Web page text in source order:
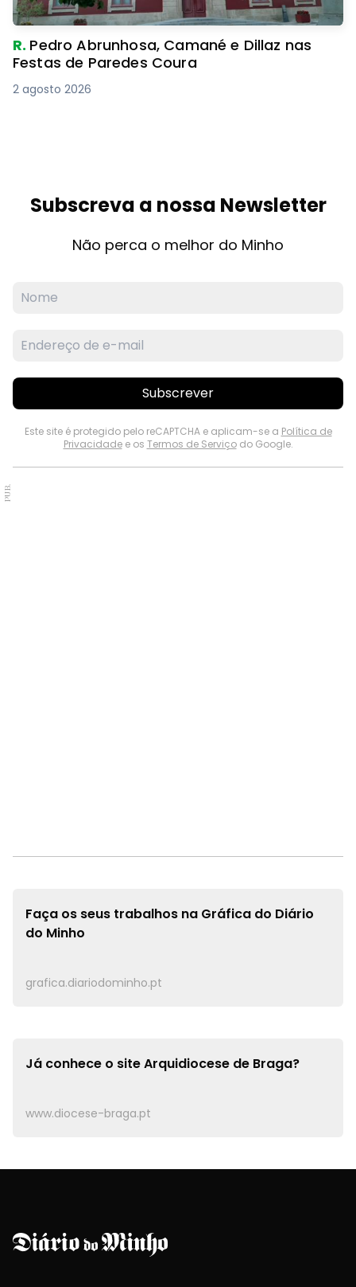
R. Pedro Abrunhosa, Camané e Dillaz nas
Festas de Paredes Coura
2 agosto 2026
Subscreva a nossa Newsletter
Não perca o melhor do Minho
Subscrever
Este site é protegido pelo reCAPTCHA e aplicam-se a Política de
Privacidadee os Termos de Serviçodo Google.
PUB.
Faça os seus trabalhos na Gráfica do Diário
do Minho
grafica.diariodominho.pt
Já conhece o siteArquidiocese de Braga?
www.diocese-braga.pt